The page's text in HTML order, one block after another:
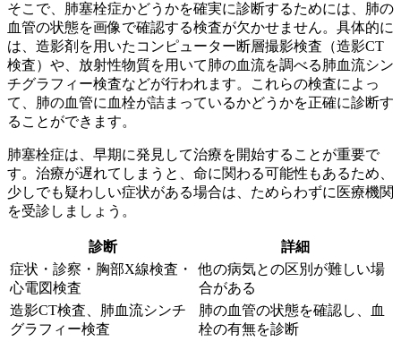
そこで、肺塞栓症かどうかを確実に診断するためには、肺の
血管の状態を画像で確認する検査が欠かせません。具体的に
は、造影剤を用いたコンピューター断層撮影検査（造影CT
検査）や、放射性物質を用いて肺の血流を調べる肺血流シン
チグラフィー検査などが行われます。これらの検査によっ
て、肺の血管に血栓が詰まっているかどうかを正確に診断す
ることができます。
肺塞栓症は、 早期に発見して治療を開始することが重要で
す。治療が遅れてしまうと、命に関わる可能性もあるため、
少しでも疑わしい症状がある場合は、ためらわずに医療機関
を受診しましょう。
診断
詳細
症状・診察・胸部X線検査・
心電図検査
他の病気との区別が難しい場
合がある
造影CT検査、肺血流シンチ
グラフィー検査
肺の血管の状態を確認し、血
栓の有無を診断